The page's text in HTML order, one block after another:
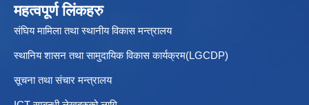
महत्वपूर्ण लिंकहरु
संघिय मामिला तथा स्थानीय विकास मन्त्रालय
स्थानिय शासन तथा सामुदायिक विकास कार्यक्रम(LGCDP)
सूचना तथा संचार मन्त्रालय